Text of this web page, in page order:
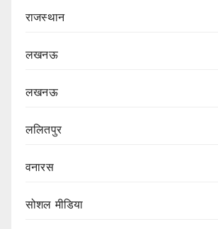
राजस्थान
लखनऊ
लखनऊ
ललितपुर
वनारस
सोशल मीडिया